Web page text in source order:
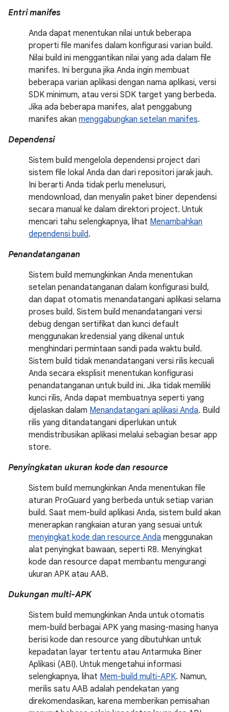
Entri manifes
Anda dapat menentukan nilai untuk beberapa
properti file manifes dalam konfigurasi varian build.
Nilai build ini menggantikan nilai yang ada dalam file
manifes. Ini berguna jika Anda ingin membuat
beberapa varian aplikasi dengan nama aplikasi, versi
SDK minimum, atau versi SDK target yang berbeda.
Jika ada beberapa manifes, alat penggabung
manifes akan menggabungkan setelan manifes.
Dependensi
Sistem build mengelola dependensi project dari
sistem file lokal Anda dan dari repositori jarak jauh.
Ini berarti Anda tidak perlu menelusuri,
mendownload, dan menyalin paket biner dependensi
secara manual ke dalam direktori project. Untuk
mencari tahu selengkapnya, lihat Menambahkan
dependensi build.
Penandatanganan
Sistem build memungkinkan Anda menentukan
setelan penandatanganan dalam konfigurasi build,
dan dapat otomatis menandatangani aplikasi selama
proses build. Sistem build menandatangani versi
debug dengan sertifikat dan kunci default
menggunakan kredensial yang dikenal untuk
menghindari permintaan sandi pada waktu build.
Sistem build tidak menandatangani versi rilis kecuali
Anda secara eksplisit menentukan konfigurasi
penandatanganan untuk build ini. Jika tidak memiliki
kunci rilis, Anda dapat membuatnya seperti yang
dijelaskan dalam Menandatangani aplikasi Anda. Build
rilis yang ditandatangani diperlukan untuk
mendistribusikan aplikasi melalui sebagian besar app
store.
Penyingkatan ukuran kode dan resource
Sistem build memungkinkan Anda menentukan file
aturan ProGuard yang berbeda untuk setiap varian
build. Saat mem-build aplikasi Anda, sistem build akan
menerapkan rangkaian aturan yang sesuai untuk
menyingkat kode dan resource Anda menggunakan
alat penyingkat bawaan, seperti R8. Menyingkat
kode dan resource dapat membantu mengurangi
ukuran APK atau AAB.
Dukungan multi-APK
Sistem build memungkinkan Anda untuk otomatis
mem-build berbagai APK yang masing-masing hanya
berisi kode dan resource yang dibutuhkan untuk
kepadatan layar tertentu atau Antarmuka Biner
Aplikasi (ABI). Untuk mengetahui informasi
selengkapnya, lihat Mem-build multi-APK. Namun,
merilis satu AAB adalah pendekatan yang
direkomendasikan, karena memberikan pemisahan